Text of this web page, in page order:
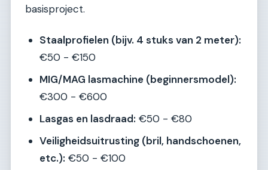
basisproject.
Staalprofielen (bijv. 4 stuks van 2 meter):
€50 - €150
MIG/MAG lasmachine (beginnersmodel):
€300 - €600
Lasgas en lasdraad: €50 - €80
Veiligheidsuitrusting (bril, handschoenen,
etc.): €50 - €100